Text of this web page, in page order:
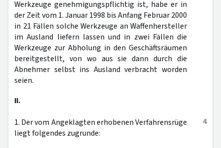
Werkzeuge genehmigungspflichtig ist, habe er in
der Zeit vom 1. Januar 1998 bis Anfang Februar 2000
in 21 Fällen solche Werkzeuge an Waffenhersteller
im Ausland liefern lassen und in zwei Fällen die
Werkzeuge zur Abholung in den Geschäftsräumen
bereitgestellt, von wo aus sie dann durch die
Abnehmer selbst ins Ausland verbracht worden
seien.
II.
4
1. Der vom Angeklagten erhobenen Verfahrensrüge
liegt folgendes zugrunde: